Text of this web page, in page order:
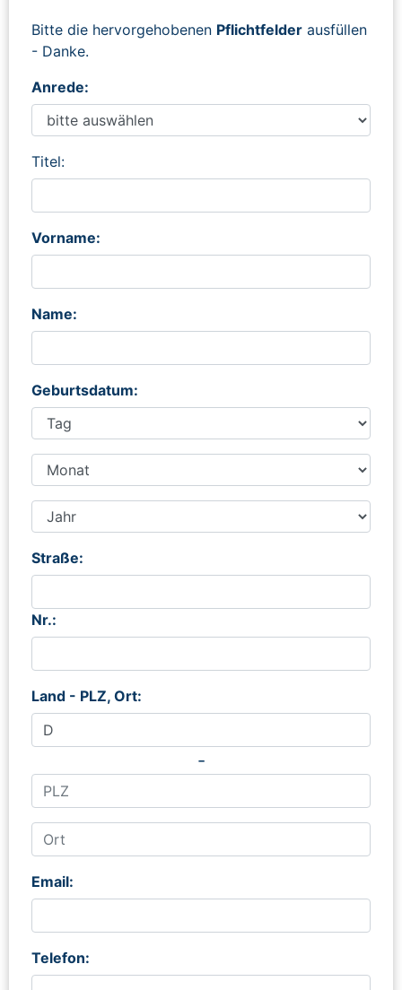
Bitte die hervorgehobenen Pflichtfelder ausfüllen
- Danke.
Anrede:
Titel:
Vorname:
Name:
Geburtsdatum:
Straße:
Nr.:
Land - PLZ, Ort:
-
Email:
Telefon: